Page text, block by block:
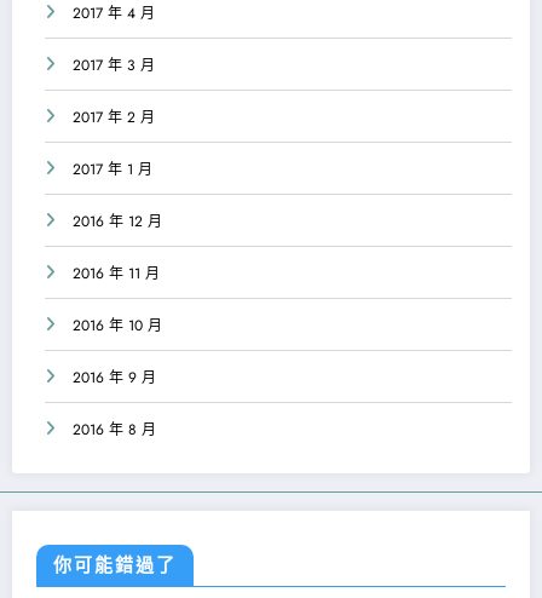
2017 年 4 月
2017 年 3 月
2017 年 2 月
2017 年 1 月
2016 年 12 月
2016 年 11 月
2016 年 10 月
2016 年 9 月
2016 年 8 月
你可能錯過了